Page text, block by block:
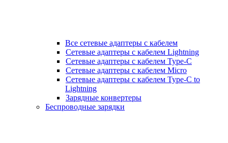
Все сетевые адаптеры с кабелем
Сетевые адаптеры с кабелем Lightning
Сетевые адаптеры с кабелем Type-C
Сетевые адаптеры с кабелем Micro
Сетевые адаптеры с кабелем Type-C to
Lightning
Зарядные конвертеры
Беспроводные зарядки